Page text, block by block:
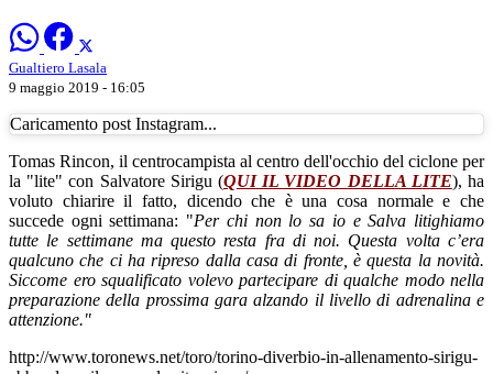
Gualtiero Lasala
9 maggio 2019 - 16:05
Caricamento post Instagram...
Tomas Rincon, il centrocampista al centro dell'occhio del ciclone per
la "lite" con Salvatore Sirigu (QUI IL VIDEO DELLA LITE), ha
voluto chiarire il fatto, dicendo che è una cosa normale e che
succede ogni settimana: "Per chi non lo sa io e Salva litighiamo
tutte le settimane ma questo resta fra di noi. Questa volta c’era
qualcuno che ci ha ripreso dalla casa di fronte, è questa la novità.
Siccome ero squalificato volevo partecipare di qualche modo nella
preparazione della prossima gara alzando il livello di adrenalina e
attenzione."
http://www.toronews.net/toro/torino-diverbio-in-allenamento-sirigu-